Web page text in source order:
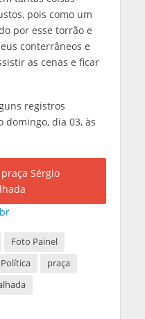
pois como um
por esse torrão e
conterrâneos e
as cenas e ficar
registros
dia 03, às
Foto Painel
Política
praça